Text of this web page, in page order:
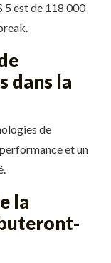
5 est de 118 000
dans la
de
et un
la